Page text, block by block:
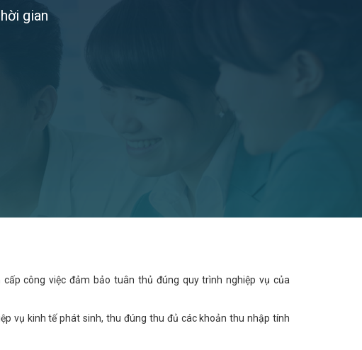
gian
công việc đảm bảo tuân thủ đúng quy trình nghiệp vụ của
vụ kinh tế phát sinh, thu đúng thu đủ các khoản thu nhập tính